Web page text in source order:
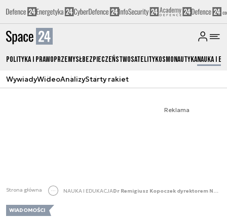
Polityka i prawoPrzemysłBezpieczeństwoSatelityKosmonautykaNauka i
WywiadyWideoAnalizyStarty rakiet
Reklama
Strona główna NAUKA I EDUKACJA Dr Remigiusz Kopoczek dyrektorem NCBR
WIADOMOŚCI